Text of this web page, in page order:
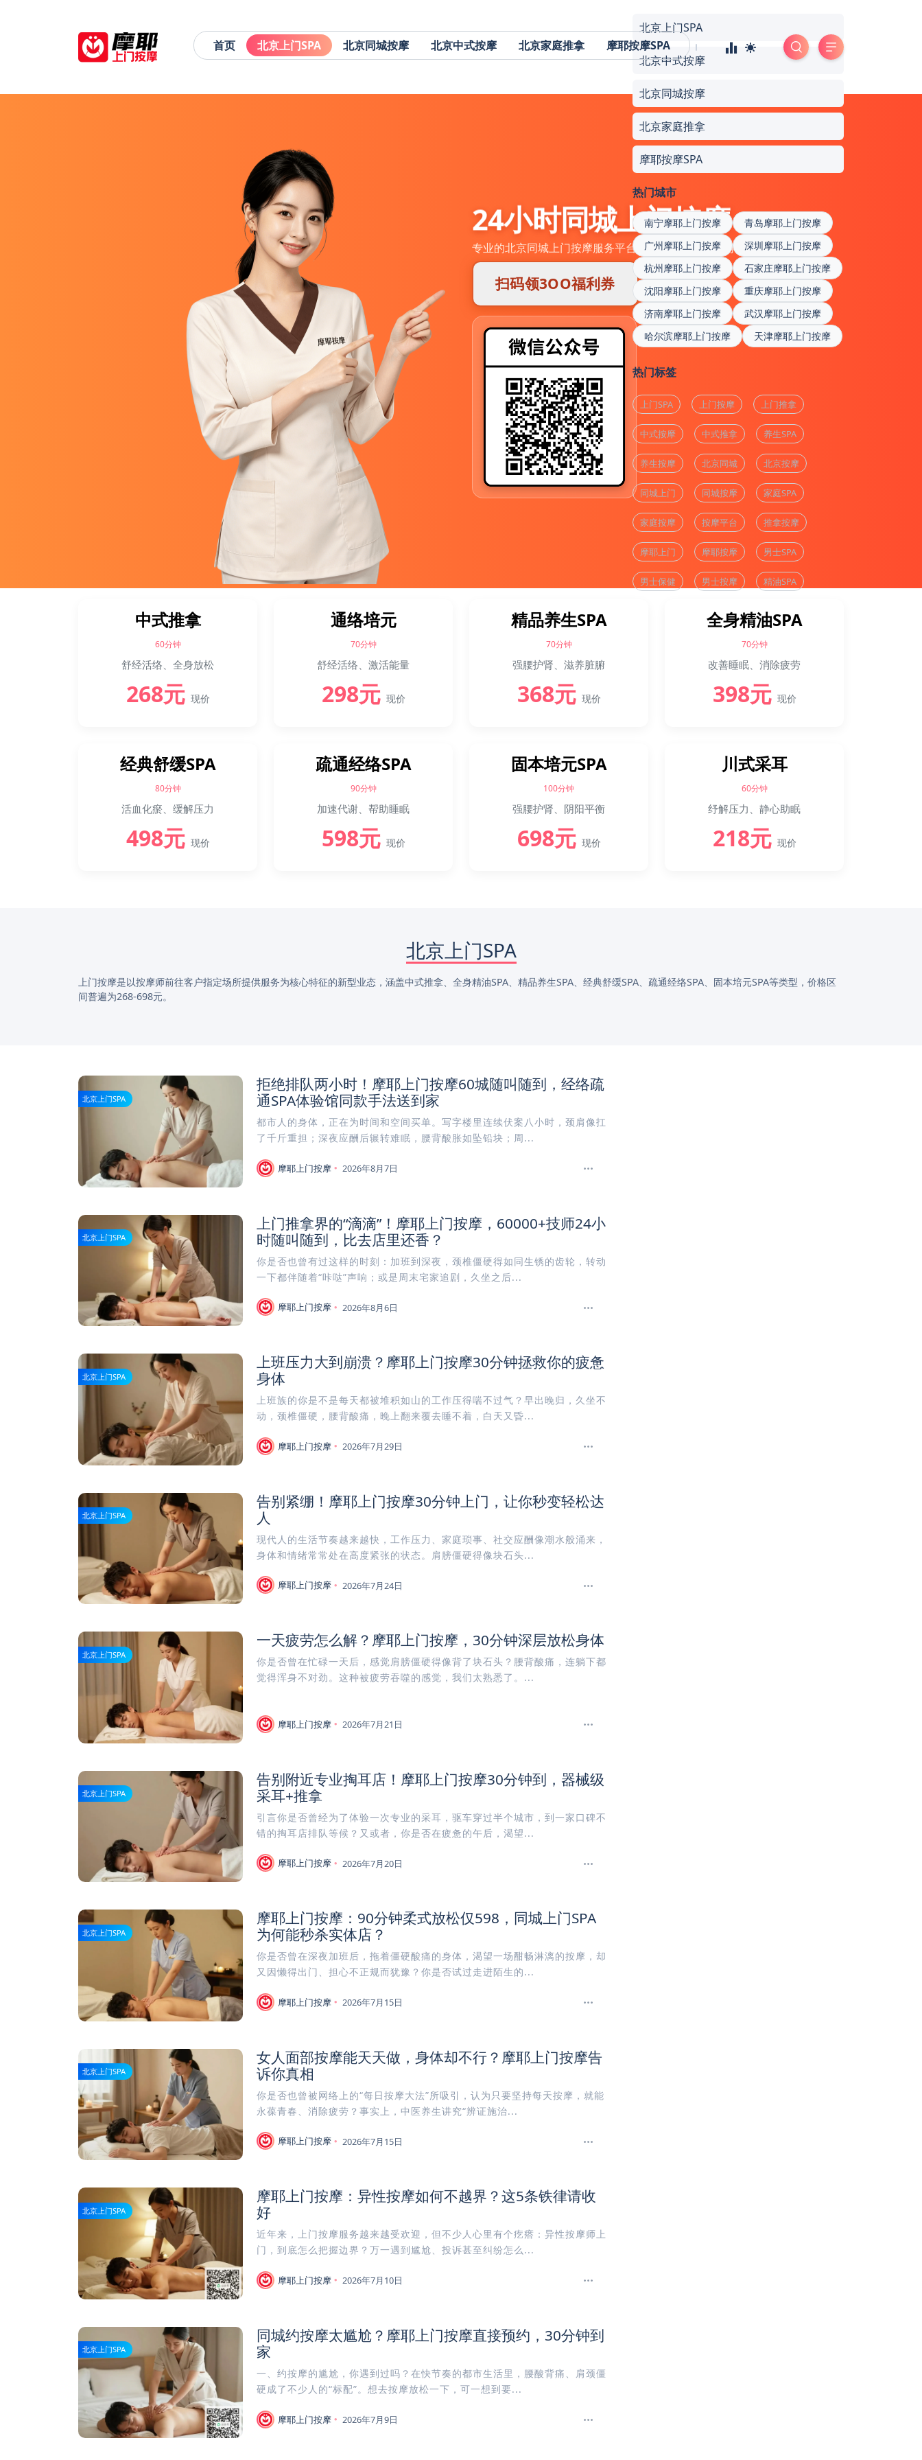
首页 北京上门SPA 北京同城按摩 北京中式按摩 北京家庭推拿 摩耶按摩SPA
24小时同城上门按摩
专业的北京同城上门按摩服务平台，为您提供便捷、可靠的上门服务
扫码领3OO福利券
中式推拿
60分钟
舒经活络、全身放松
268元 现价
通络培元
70分钟
舒经活络、激活能量
298元 现价
精品养生SPA
70分钟
强腰护肾、滋养脏腑
368元 现价
全身精油SPA
70分钟
改善睡眠、消除疲劳
398元 现价
经典舒缓SPA
80分钟
活血化瘀、缓解压力
498元 现价
疏通经络SPA
90分钟
加速代谢、帮助睡眠
598元 现价
固本培元SPA
100分钟
强腰护肾、阴阳平衡
698元 现价
川式采耳
60分钟
纾解压力、静心助眠
218元 现价
北京上门SPA
上门按摩是以按摩师前往客户指定场所提供服务为核心特征的新型业态，涵盖中式推拿、全身精油SPA、精品养生SPA、经典舒缓SPA、疏通经络SPA、固本培元SPA等类型，价格区
间普遍为268-698元。
北京上门SPA
拒绝排队两小时！摩耶上门按摩60城随叫随到，经络疏
通SPA体验馆同款手法送到家
都市人的身体，正在为时间和空间买单。写字楼里连续伏案八小时，颈肩像扛
了千斤重担；深夜应酬后辗转难眠，腰背酸胀如坠铅块；周...
摩耶上门按摩 2026年8月7日
北京上门SPA
上门推拿界的“滴滴”！摩耶上门按摩，60000+技师24小
时随叫随到，比去店里还香？
你是否也曾有过这样的时刻：加班到深夜，颈椎僵硬得如同生锈的齿轮，转动
一下都伴随着“咔哒”声响；或是周末宅家追剧，久坐之后...
摩耶上门按摩 2026年8月6日
北京上门SPA
上班压力大到崩溃？摩耶上门按摩30分钟拯救你的疲惫
身体
上班族的你是不是每天都被堆积如山的工作压得喘不过气？早出晚归，久坐不
动，颈椎僵硬，腰背酸痛，晚上翻来覆去睡不着，白天又昏...
摩耶上门按摩 2026年7月29日
北京上门SPA
告别紧绷！摩耶上门按摩30分钟上门，让你秒变轻松达
人
现代人的生活节奏越来越快，工作压力、家庭琐事、社交应酬像潮水般涌来，
身体和情绪常常处在高度紧张的状态。肩膀僵硬得像块石头...
摩耶上门按摩 2026年7月24日
北京上门SPA
一天疲劳怎么解？摩耶上门按摩，30分钟深层放松身体
你是否曾在忙碌一天后，感觉肩膀僵硬得像背了块石头？腰背酸痛，连躺下都
觉得浑身不对劲。这种被疲劳吞噬的感觉，我们太熟悉了。...
摩耶上门按摩 2026年7月21日
北京上门SPA
告别附近专业掏耳店！摩耶上门按摩30分钟到，器械级
采耳+推拿
引言你是否曾经为了体验一次专业的采耳，驱车穿过半个城市，到一家口碑不
错的掏耳店排队等候？又或者，你是否在疲惫的午后，渴望...
摩耶上门按摩 2026年7月20日
北京上门SPA
摩耶上门按摩：90分钟柔式放松仅598，同城上门SPA
为何能秒杀实体店？
你是否曾在深夜加班后，拖着僵硬酸痛的身体，渴望一场酣畅淋漓的按摩，却
又因懒得出门、担心不正规而犹豫？你是否试过走进陌生的...
摩耶上门按摩 2026年7月15日
北京上门SPA
女人面部按摩能天天做，身体却不行？摩耶上门按摩告
诉你真相
你是否也曾被网络上的“每日按摩大法”所吸引，认为只要坚持每天按摩，就能
永葆青春、消除疲劳？事实上，中医养生讲究“辨证施治...
摩耶上门按摩 2026年7月15日
北京上门SPA
摩耶上门按摩：异性按摩如何不越界？这5条铁律请收
好
近年来，上门按摩服务越来越受欢迎，但不少人心里有个疙瘩：异性按摩师上
门，到底怎么把握边界？万一遇到尴尬、投诉甚至纠纷怎么...
摩耶上门按摩 2026年7月10日
北京上门SPA
同城约按摩太尴尬？摩耶上门按摩直接预约，30分钟到
家
一、约按摩的尴尬，你遇到过吗？在快节奏的都市生活里，腰酸背痛、肩颈僵
硬成了不少人的“标配”。想去按摩放松一下，可一想到要...
摩耶上门按摩 2026年7月9日
北京上门SPA
北京中式按摩
北京同城按摩
北京家庭推拿
摩耶按摩SPA
热门城市
南宁摩耶上门按摩
青岛摩耶上门按摩
广州摩耶上门按摩
深圳摩耶上门按摩
杭州摩耶上门按摩
石家庄摩耶上门按摩
沈阳摩耶上门按摩
重庆摩耶上门按摩
济南摩耶上门按摩
武汉摩耶上门按摩
哈尔滨摩耶上门按摩
天津摩耶上门按摩
热门标签
上门SPA 上门按摩 上门推拿
中式按摩 中式推拿 养生SPA
养生按摩 北京同城 北京按摩
同城上门 同城按摩 家庭SPA
家庭按摩 按摩平台 推拿按摩
摩耶上门 摩耶按摩 男士SPA
男士保健 男士按摩 精油SPA